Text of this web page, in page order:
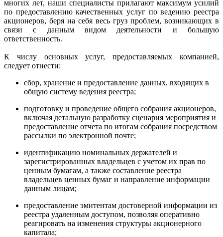
многих лет, наши специалисты прилагают максимум усилий
по предоставлению качественных услуг по ведению реестра
акционеров, беря на себя весь груз проблем, возникающих в
связи с данным видом деятельности и большую
ответственность.
К числу основных услуг, предоставляемых компанией,
следует отнести:
сбор, хранение и предоставление данных, входящих в
общую систему ведения реестра;
подготовку и проведение общего собрания акционеров,
включая детальную разработку сценария мероприятия и
предоставление отчета по итогам собрания посредством
рассылки по электронной почте;
идентификацию номинальных держателей и
зарегистрированных владельцев с учетом их прав по
ценным бумагам, а также составление реестра
владельцев ценных бумаг и направление информации
данным лицам;
предоставление эмитентам достоверной информации из
реестра удаленным доступом, позволяя оперативно
реагировать на изменения структуры акционерного
капитала;